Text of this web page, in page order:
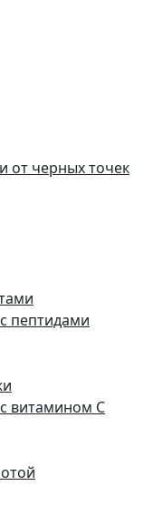
черных точек
пептидами
витамином C